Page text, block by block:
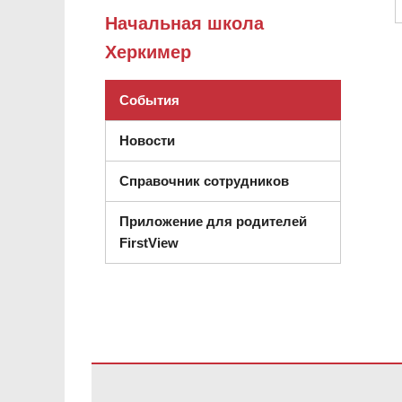
Начальная школа
Херкимер
События
Новости
Справочник сотрудников
Приложение для родителей
FirstView